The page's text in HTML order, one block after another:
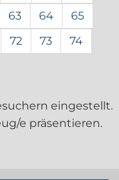
63 64
65
72 73
74
eingestellt.
e präsentieren.